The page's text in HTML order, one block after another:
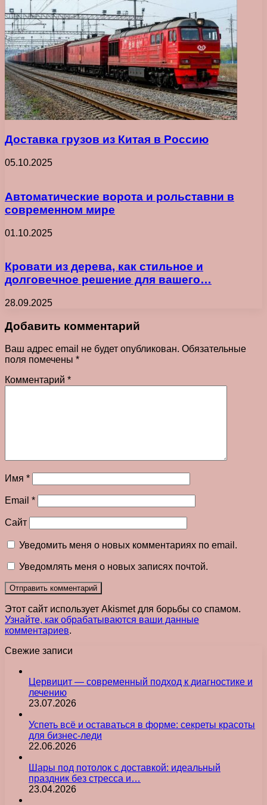
Доставка грузов из Китая в Россию
05.10.2025
Автоматические ворота и рольставни в
современном мире
01.10.2025
Кровати из дерева, как стильное и
долговечное решение для вашего…
28.09.2025
Добавить комментарий
Ваш адрес email не будет опубликован. Обязательные
поля помечены *
Комментарий *
Имя *
Email *
Сайт
Уведомить меня о новых комментариях по email.
Уведомлять меня о новых записях почтой.
Этот сайт использует Akismet для борьбы со спамом.
Узнайте, как обрабатываются ваши данные
комментариев.
Свежие записи
Цервицит — современный подход к диагностике и
лечению
23.07.2026
Успеть всё и оставаться в форме: секреты красоты
для бизнес-леди
22.06.2026
Шары под потолок с доставкой: идеальный
праздник без стресса и…
23.04.2026